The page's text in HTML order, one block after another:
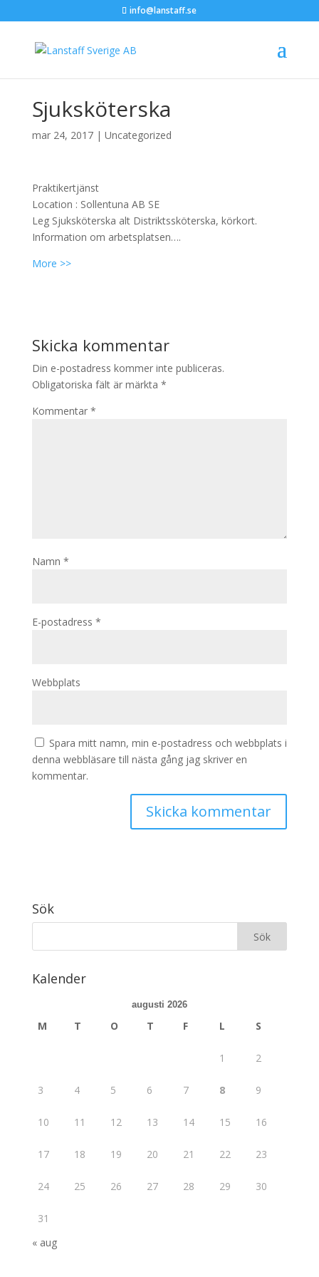
info@lanstaff.se
Sjuksköterska
mar 24, 2017| Uncategorized
Praktikertjänst
Location : Sollentuna AB SE
Leg Sjuksköterska alt Distriktssköterska, körkort.
Information om arbetsplatsen….
More >>
Skicka kommentar
Din e-postadress kommer inte publiceras.
Obligatoriska fält är märkta *
Kommentar *
Namn *
E-postadress *
Webbplats
Spara mitt namn, min e-postadress och webbplats i
denna webbläsare till nästa gång jag skriver en
kommentar.
Sök
Kalender
augusti 2026
M T O T F L S
1 2
3 4 5 6 7 8 9
10 11 12 13 14 15 16
17 18 19 20 21 22 23
24 25 26 27 28 29 30
31
« aug